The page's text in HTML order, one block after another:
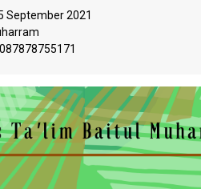
September 2021